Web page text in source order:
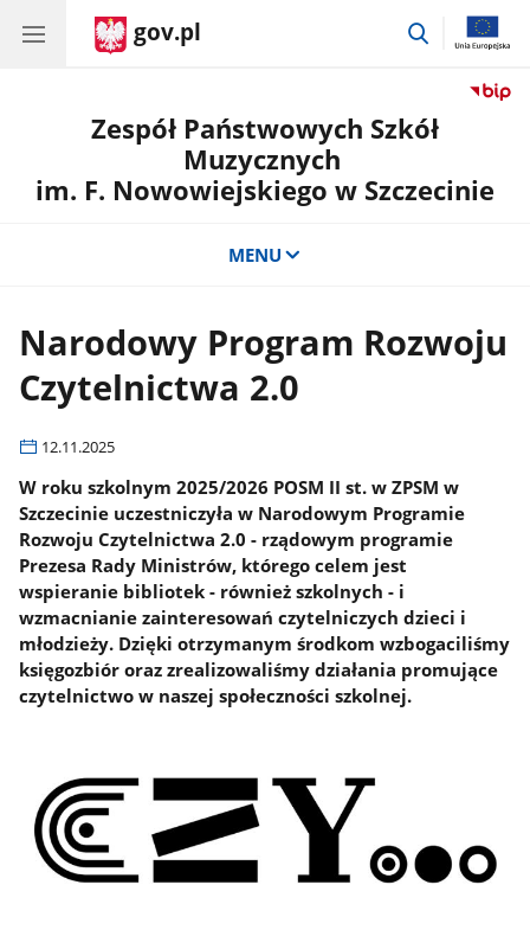
gov.pl
przejdź
Zespół Państwowych Szkół
Muzycznych
im. F. Nowowiejskiego w Szczecinie
MENU
Narodowy Program Rozwoju
Czytelnictwa 2.0
12.11.2025
W roku szkolnym 2025/2026 POSM II st. w ZPSM w
Szczecinie uczestniczyła w Narodowym Programie
Rozwoju Czytelnictwa 2.0 - rządowym programie
Prezesa Rady Ministrów, którego celem jest
wspieranie bibliotek - również szkolnych - i
wzmacnianie zainteresowań czytelniczych dzieci i
młodzieży. Dzięki otrzymanym środkom wzbogaciliśmy
księgozbiór oraz zrealizowaliśmy działania promujące
czytelnictwo w naszej społeczności szkolnej.